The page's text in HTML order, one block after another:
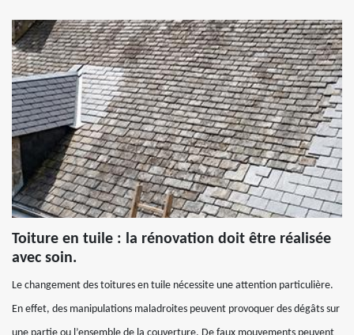
Toiture en tuile : la rénovation doit être réalisée
avec soin.
Le changement des toitures en tuile nécessite une attention particulière.
En effet, des manipulations maladroites peuvent provoquer des dégâts sur